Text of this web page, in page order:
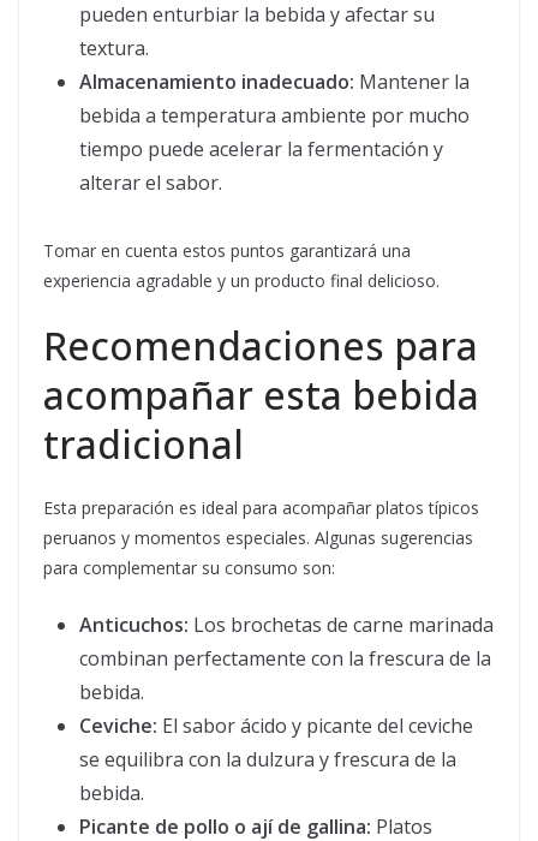
pueden enturbiar la bebida y afectar su
textura.
Almacenamiento inadecuado: Mantener la
bebida a temperatura ambiente por mucho
tiempo puede acelerar la fermentación y
alterar el sabor.
Tomar en cuenta estos puntos garantizará una
experiencia agradable y un producto final delicioso.
Recomendaciones para
acompañar esta bebida
tradicional
Esta preparación es ideal para acompañar platos típicos
peruanos y momentos especiales. Algunas sugerencias
para complementar su consumo son:
Anticuchos: Los brochetas de carne marinada
combinan perfectamente con la frescura de la
bebida.
Ceviche: El sabor ácido y picante del ceviche
se equilibra con la dulzura y frescura de la
bebida.
Picante de pollo o ají de gallina: Platos